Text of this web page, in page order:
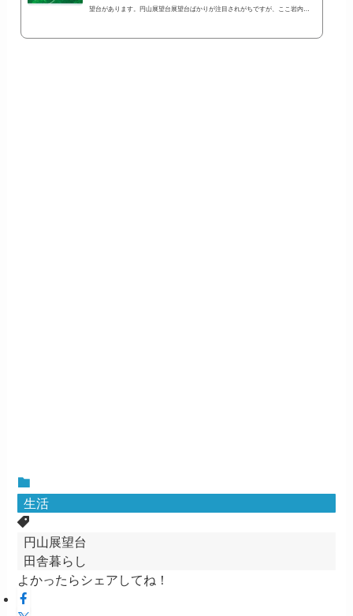
望台があります。円山展望台展望台ばかりが注目されがちですが、ここ岩内円
生活
円山展望台
田舎暮らし
よかったらシェアしてね！